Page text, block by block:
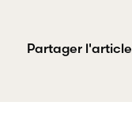
RBD Avocats
Partager l'article